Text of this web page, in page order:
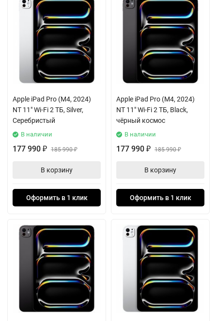
Apple iPad Pro (M4, 2024)
NT 11" Wi-Fi 2 ТБ, Silver,
Серебристый
В наличии
177 990 ₽ 185 990₽
В корзину
Оформить в 1 клик
Apple iPad Pro (M4, 2024)
NT 11" Wi-Fi 2 ТБ, Black,
чёрный космос
В наличии
177 990 ₽ 185 990₽
В корзину
Оформить в 1 клик